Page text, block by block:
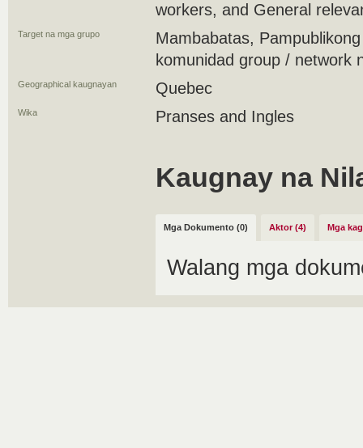
workers, and General
Target na mga grupo
Mambabatas,
komunidad group / network
Geographical kaugnayan Quebec
Wika Pranses and Ingles
Kaugnay na
Mga Dokumento (0) Aktor (4) Mga
Walang mga